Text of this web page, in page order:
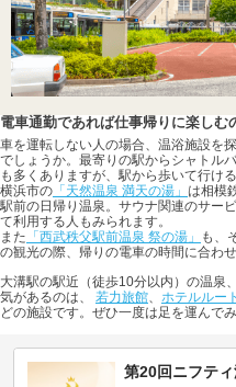
電車通勤であれば仕事帰りに楽しむ
車を運転しない人の場合、温浴施設を
でしょうか。最寄りの駅からシャトル
も多くありますが、駅から歩いて行け
横浜市の 「天然温泉 満天の湯」 は相模
駅前の日帰り温泉。サウナ関連のサー
て利用する人もみられます。
また 「西武秩父駅前温泉 祭の湯」
も、
の観光の際、帰りの電車の時間に合わ
大溝駅の駅近（徒歩10分以内）の温泉
気があるのは、 若力旅館、 ホテルルー
どの施設です。ぜひ一度は足を運んでみ
第20回ニフテ